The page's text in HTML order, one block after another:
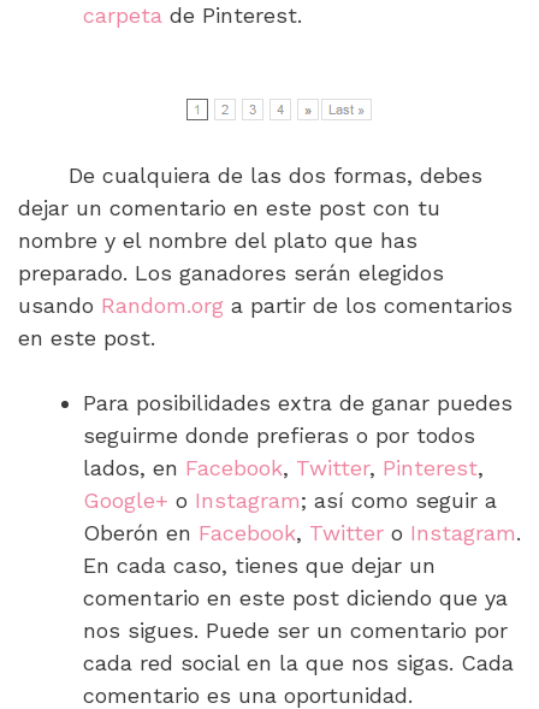
carpeta de Pinterest.
De cualquiera de las dos formas, debes
dejar un comentario en este post con tu
nombre y el nombre del plato que has
preparado. Los ganadores serán elegidos
usando Random.org a partir de los comentarios
en este post.
Para posibilidades extra de ganar puedes
seguirme donde prefieras o por todos
lados, en Facebook, Twitter, Pinterest,
Google+ o Instagram; así como seguir a
Oberón en Facebook, Twitter o Instagram.
En cada caso, tienes que dejar un
comentario en este post diciendo que ya
nos sigues. Puede ser un comentario por
cada red social en la que nos sigas. Cada
comentario es una oportunidad.